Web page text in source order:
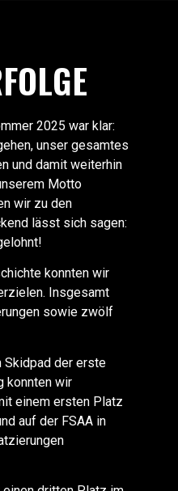
2025 war klar:
unser gesamtes
und damit weiterhin
Motto
wir zu den
lässt sich sagen:
konnten wir
Insgesamt
sowie zwölf
Skidpad der erste
konnten wir
einem ersten Platz
auf der FSAA in